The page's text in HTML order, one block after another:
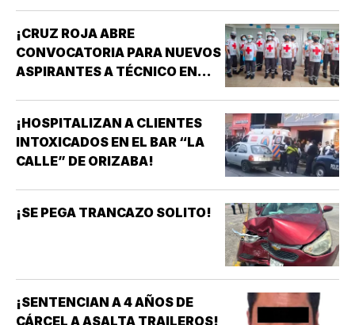
¡CRUZ ROJA ABRE
CONVOCATORIA PARA NUEVOS
ASPIRANTES A TÉCNICO EN
¡HOSPITALIZAN A CLIENTES
INTOXICADOS EN EL BAR “LA
CALLE” DE ORIZABA!
¡SE PEGA TRANCAZO SOLITO!
¡SENTENCIAN A 4 AÑOS DE
CÁRCEL A ASALTA TRAILEROS!